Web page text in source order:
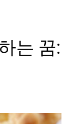
는 꿈: